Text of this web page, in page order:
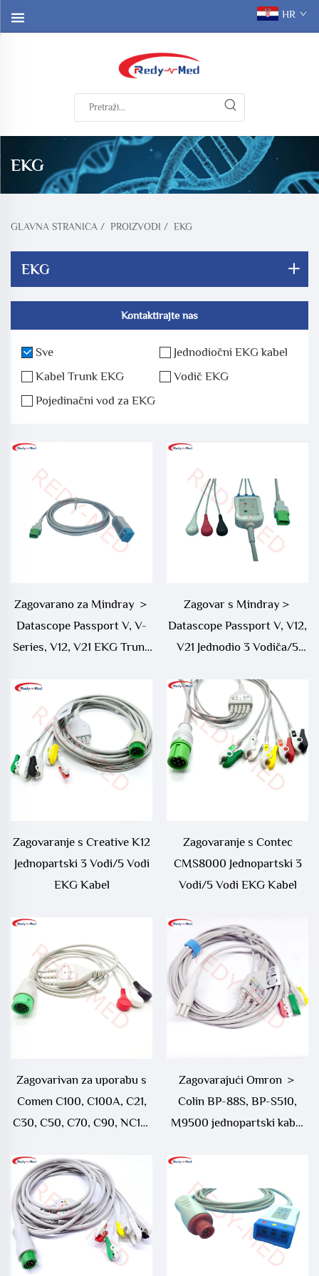
HR
EKG
GLAVNA STRANICA / PROIZVODI / EKG
EKG
Kontaktirajte nas
Sve
Jednodiočni EKG kabel
Kabel Trunk EKG
Vodič EKG
Pojedinačni vod za EKG
Zagovarano za Mindray ＞
Datascope Passport V, V-
Series, V12, V21 EKG Trunk
Zagovar s Mindray＞
Datascope Passport V, V12,
V21 Jednodio 3 Vodiča/5
Zagovaranje s Creative K12
Jednopartski 3 Vodi/5 Vodi
EKG Kabel
Zagovaranje s Contec
CMS8000 Jednopartski 3
Vodi/5 Vodi EKG Kabel
Zagovarivan za uporabu s
Comen C100, C100A, C21,
C30, C50, C70, C90, NC10,
NC8 Jednodio 3Vod/5Vod
EKG Kabel
Zagovarajući Omron ＞
Colin BP-88S, BP-S510,
M9500 jednopartski kabel